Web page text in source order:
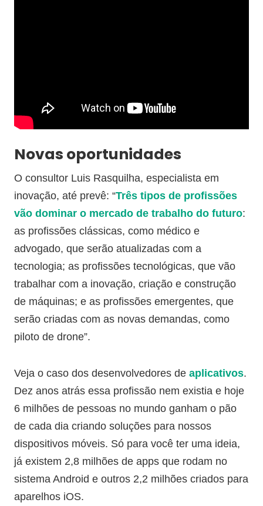
Novas oportunidades
O consultor Luis Rasquilha, especialista em
inovação, até prevê: “Três tipos de profissões
vão dominar o mercado de trabalho do futuro:
as profissões clássicas, como médico e
advogado, que serão atualizadas com a
tecnologia; as profissões tecnológicas, que vão
trabalhar com a inovação, criação e construção
de máquinas; e as profissões emergentes, que
serão criadas com as novas demandas, como
piloto de drone”.
Veja o caso dos desenvolvedores de aplicativos.
Dez anos atrás essa profissão nem existia e hoje
6 milhões de pessoas no mundo ganham o pão
de cada dia criando soluções para nossos
dispositivos móveis. Só para você ter uma ideia,
já existem 2,8 milhões de apps que rodam no
sistema Android e outros 2,2 milhões criados para
aparelhos iOS.